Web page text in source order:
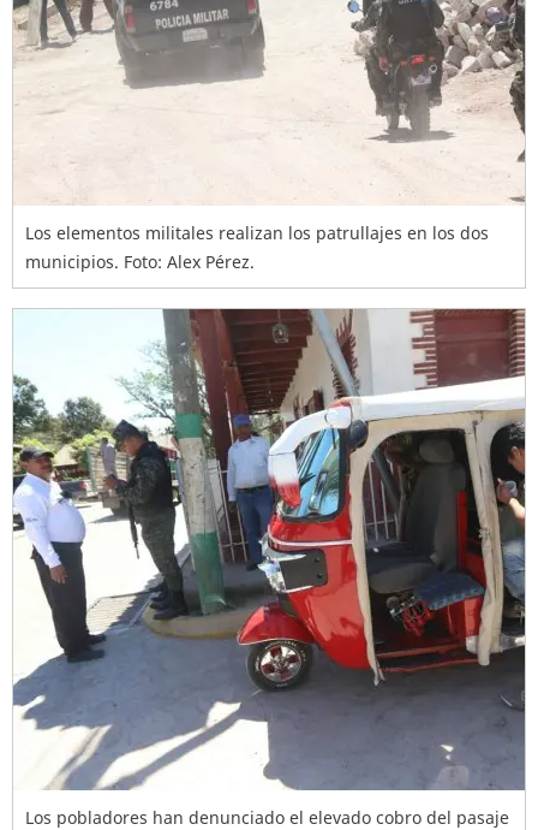
Los elementos militales realizan los patrullajes en los dos
municipios. Foto: Alex Pérez.
Los pobladores han denunciado el elevado cobro del pasaje